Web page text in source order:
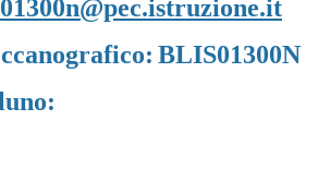
BLIS01300N